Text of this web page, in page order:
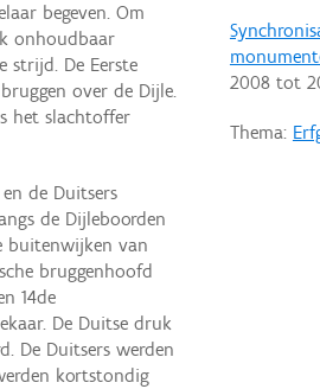
2008tot
Thema:
begeven. Om
onhoudbaar
strijd. De Eerste
over de Dijle.
het slachtoffer
de Duitsers
de Dijleboorden
buitenwijken van
bruggenhoofd
14de
De Duitse druk
De Duitsers werden
kortstondig